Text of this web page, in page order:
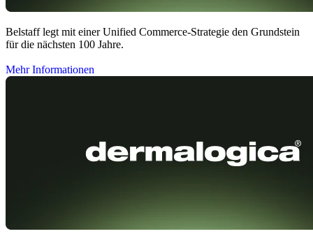
Belstaff legt mit einer Unified Commerce-Strategie den Grundstein
für die nächsten 100 Jahre.
Mehr Informationen